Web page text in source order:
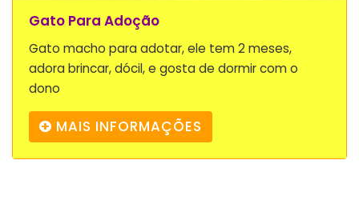
Gato Para Adoção
Gato macho para adotar, ele tem 2 meses,
adora brincar, dócil, e gosta de dormir com o
dono
MAIS INFORMAÇÕES